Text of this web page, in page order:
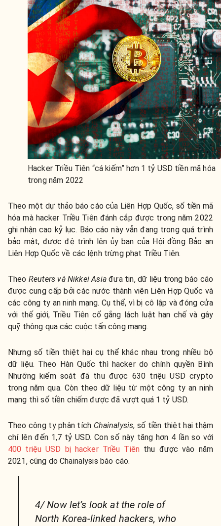
Hacker Triều Tiên “cá kiếm” hơn 1 tỷ USD tiền mã hóa
trong năm 2022
Theo một dự thảo báo cáo của Liên Hợp Quốc, số tiền mã
hóa mà hacker Triều Tiên đánh cắp được trong năm 2022
ghi nhận cao kỷ lục. Báo cáo này vẫn đang trong quá trình
bảo mật, được đệ trình lên ủy ban của Hội đồng Bảo an
Liên Hợp Quốc về các lệnh trừng phạt Triều Tiên.
Theo Reuters và Nikkei Asiađưa tin, dữ liệu trong báo cáo
được cung cấp bởi các nước thành viên Liên Hợp Quốc và
các công ty an ninh mạng. Cụ thể, vì bị cô lập và đóng cửa
với thế giới, Triều Tiên cố gắng lách luật hạn chế và gây
quỹ thông qua các cuộc tấn công mạng.
Nhưng số tiền thiệt hại cụ thể khác nhau trong nhiều bộ
dữ liệu. Theo Hàn Quốc thì hacker do chính quyền Bình
Nhưỡng kiểm soát đã thu được 630 triệu USD crypto
trong năm qua. Còn theo dữ liệu từ một công ty an ninh
mạng thì số tiền chiếm được đã vượt quá 1 tỷ USD.
Theo công ty phân tích Chainalysis, số tiền thiệt hại thậm
chí lên đến 1,7 tỷ USD. Con số này tăng hơn 4 lần so với
400 triệu USD bị hacker Triều Tiên thu được vào năm
2021, cũng do Chainalysis báo cáo.
4/ Now let’s look at the role of
North Korea-linked hackers, who